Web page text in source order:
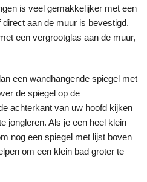
is veel gemakkelijker met een
aan de muur is bevestigd.
een vergrootglas aan de muur,
een wandhangende spiegel met
de spiegel op de
achterkant van uw hoofd kijken
jongleren. Als je een heel klein
nog een spiegel met lijst boven
om een klein bad groter te